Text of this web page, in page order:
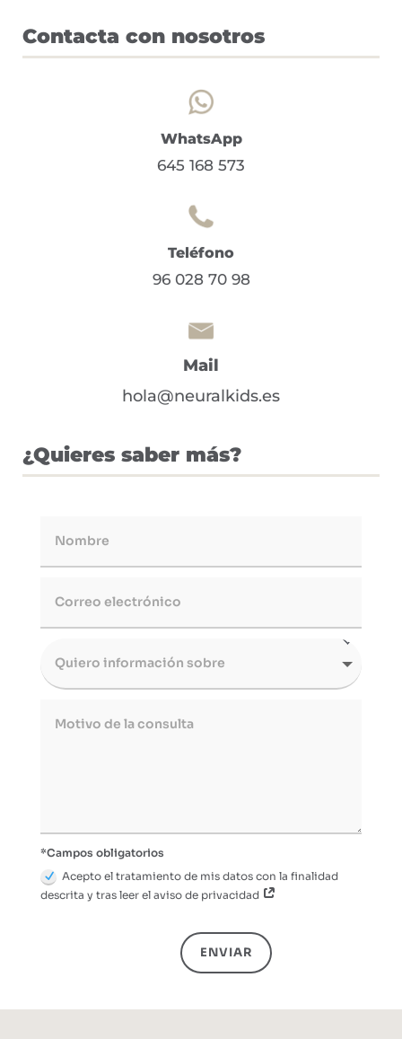
Contacta con nosotros
WhatsApp
645 168 573
Teléfono
96 028 70 98
Mail
hola@neuralkids.es
¿Quieres saber más?
*Campos obligatorios
Acepto el tratamiento de mis datos con la finalidad
descrita y tras leer el aviso de privacidad
ENVIAR